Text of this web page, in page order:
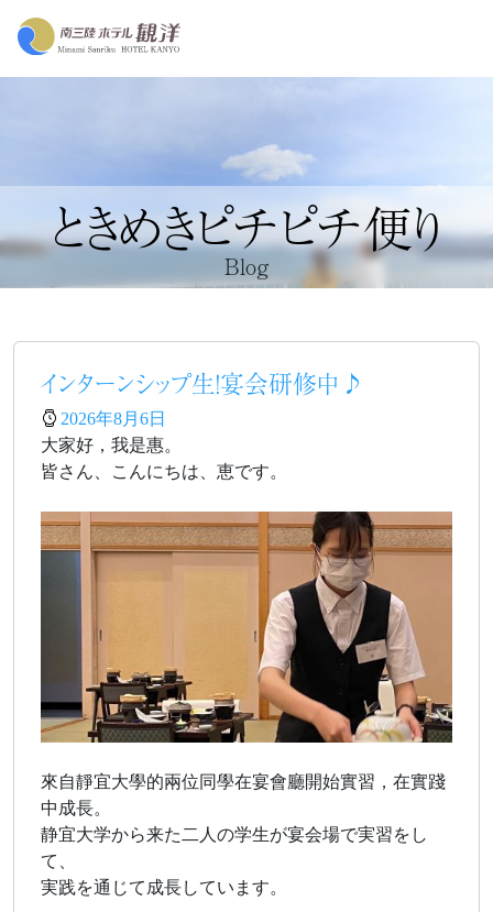
ときめきピチピチ便り
Blog
インターンシップ生！宴会研修中♪
2026年8月6日
大家好，我是惠。
皆さん、こんにちは、恵です。
來自靜宜大學的兩位同學在宴會廳開始實習，在實踐
中成長。
静宜大学から来た二人の学生が宴会場で実習をし
て、
実践を通じて成長しています。